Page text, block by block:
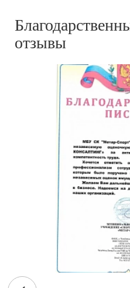
отзывы